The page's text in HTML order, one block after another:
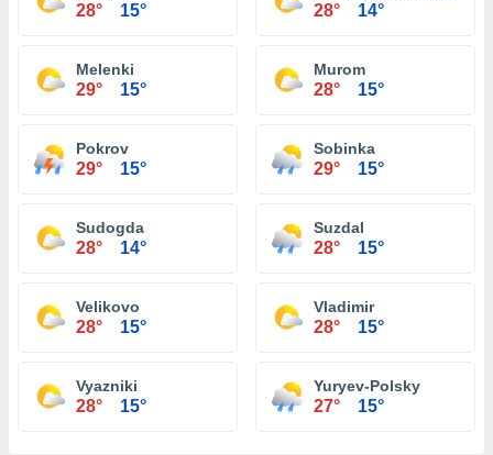
28° 15° 28° 14°
Melenki
29° 15°
Murom
28° 15°
Pokrov
29° 15°
Sobinka
29° 15°
Sudogda
28° 14°
Suzdal
28° 15°
Velikovo
28° 15°
Vladimir
28° 15°
Vyazniki
28° 15°
Yuryev-Polsky
27° 15°